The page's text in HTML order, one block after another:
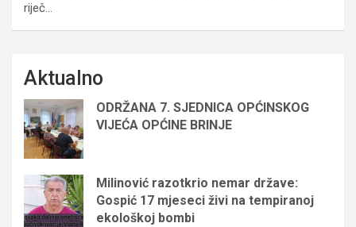
riječ…
Aktualno
ODRŽANA 7. SJEDNICA OPĆINSKOG
VIJEĆA OPĆINE BRINJE
Milinović razotkrio nemar države:
Gospić 17 mjeseci živi na tempiranoj
ekološkoj bombi